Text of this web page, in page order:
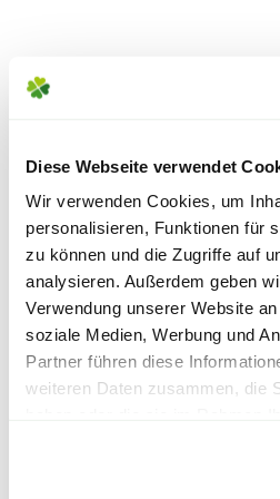
Diese Webseite verwendet
Wir verwenden Cookies, um
personalisieren, Funktionen für
zu können und die Zugriffe auf
analysieren. Außerdem geben
Verwendung unserer Website
soziale Medien, Werbung und
Partner führen diese
weiteren Daten zusammen, die
das Material und die
nach dem Produkt mit dem
Versandkostensatz,
Bitte beachte das Pflanzen
Wochenenden oder
werden, um lange
ASTRA Fussmatte 'Border
Pin', 45x75 cm, halbrund,
schwarz
14,99